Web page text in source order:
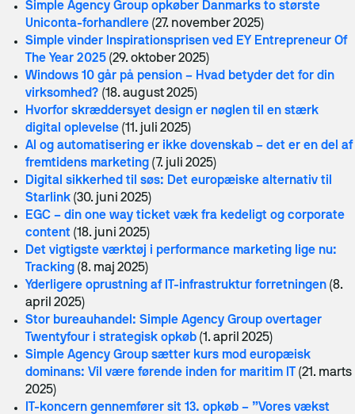
Simple Agency Group opkøber Danmarks to største
Uniconta-forhandlere (27. november 2025)
Simple vinder Inspirationsprisen ved EY Entrepreneur Of
The Year 2025 (29. oktober 2025)
Windows 10 går på pension – Hvad betyder det for din
virksomhed? (18. august 2025)
Hvorfor skræddersyet design er nøglen til en stærk
digital oplevelse (11. juli 2025)
AI og automatisering er ikke dovenskab – det er en del af
fremtidens marketing (7. juli 2025)
Digital sikkerhed til søs: Det europæiske alternativ til
Starlink (30. juni 2025)
EGC – din one way ticket væk fra kedeligt og corporate
content (18. juni 2025)
Det vigtigste værktøj i performance marketing lige nu:
Tracking (8. maj 2025)
Yderligere oprustning af IT-infrastruktur forretningen (8.
april 2025)
Stor bureauhandel: Simple Agency Group overtager
Twentyfour i strategisk opkøb (1. april 2025)
Simple Agency Group sætter kurs mod europæisk
dominans: Vil være førende inden for maritim IT
(21. marts
2025)
IT-koncern gennemfører sit 13. opkøb – ”Vores vækst